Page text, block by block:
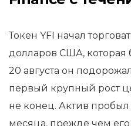
Токен YFI начал
долларов США, которая
20 августа он
первый крупный рост
не конец. Актив
месяца, прежде чем